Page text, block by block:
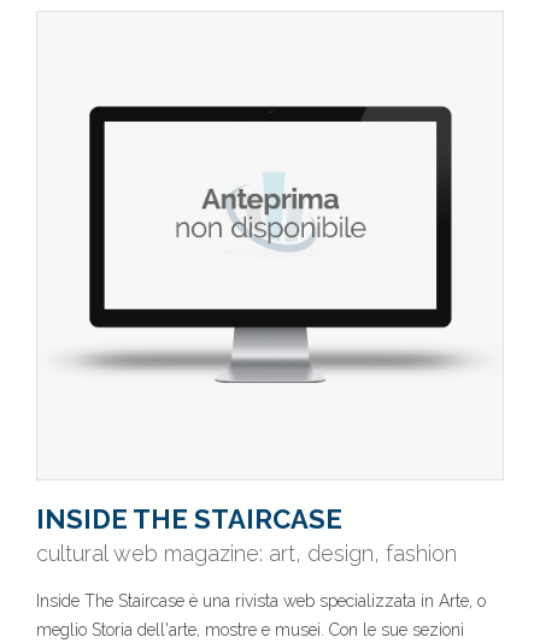
INSIDE THE STAIRCASE
cultural web magazine: art, design, fashion
Inside The Staircase è una rivista web specializzata in Arte, o
meglio Storia dell'arte, mostre e musei. Con le sue sezioni